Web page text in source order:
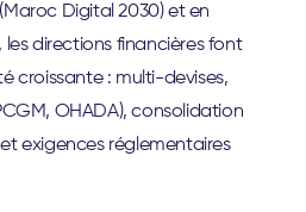
Digital 2030) et en
directions financières font
croissante : multi-devises,
OHADA), consolidation
exigences réglementaires